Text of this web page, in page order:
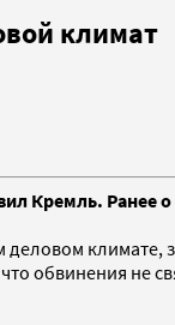
климат
Кремль. Ранее
обвинения не